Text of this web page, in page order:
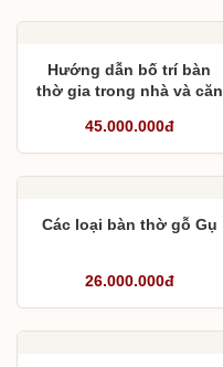
Hướng dẫn bố trí bàn
thờ gia trong nhà và căn
45.000.000đ
Các loại bàn thờ gỗ Gụ
26.000.000đ